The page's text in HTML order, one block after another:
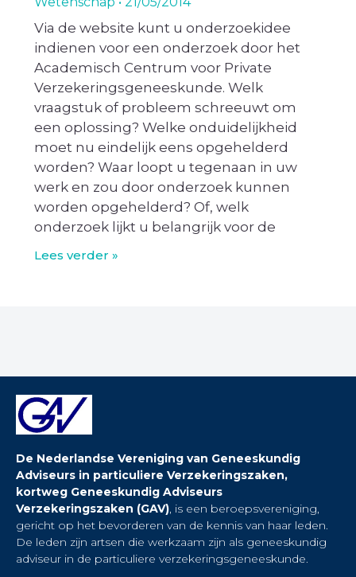
Via de website kunt u onderzoekidee
indienen voor een onderzoek door het
Academisch Centrum voor Private
Verzekeringsgeneeskunde. Welk
vraagstuk of probleem schreeuwt om
een oplossing? Welke onduidelijkheid
moet nu eindelijk eens opgehelderd
worden? Waar loopt u tegenaan in uw
werk en zou door onderzoek kunnen
worden opgehelderd? Of, welk
onderzoek lijkt u belangrijk voor de
Lees verder »
De Nederlandse Vereniging van Geneeskundig
Adviseurs in particuliere Verzekeringszaken,
kortweg Geneeskundig Adviseurs
Verzekeringszaken (GAV), is een beroepsvereniging,
gericht op het bevorderen van de kennis van haar leden.
De leden zijn artsen die werkzaam zijn als geneeskundig
adviseur in de particuliere verzekeringsgeneeskunde.